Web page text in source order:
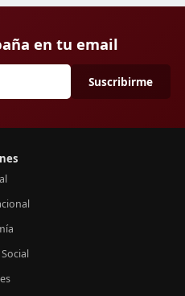
en tu email
Suscribirme